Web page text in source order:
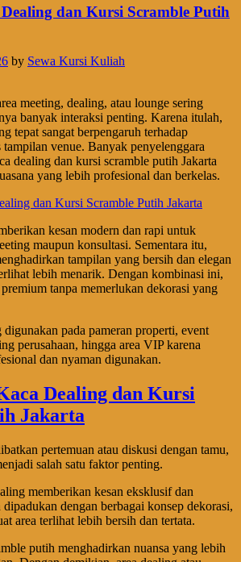
dan Kursi Scramble Putih
by Sewa Kursi Kuliah
meeting, dealing, atau lounge sering
banyak interaksi penting. Karena itulah,
tepat sangat berpengaruh terhadap
venue. Banyak penyelenggara
dealing dan kursi scramble putih Jakarta
yang lebih profesional dan berkelas.
kesan modern dan rapi untuk
maupun konsultasi. Sementara itu,
tampilan yang bersih dan elegan
lebih menarik. Dengan kombinasi ini,
tanpa memerlukan dekorasi yang
digunakan pada pameran properti, event
perusahaan, hingga area VIP karena
dan nyaman digunakan.
pertemuan atau diskusi dengan tamu,
salah satu faktor penting.
memberikan kesan eksklusif dan
dengan berbagai konsep dekorasi,
area terlihat lebih bersih dan tertata.
putih menghadirkan nuansa yang lebih